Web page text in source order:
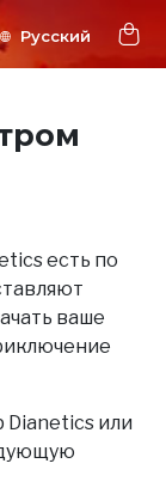
есть по
ваше
или